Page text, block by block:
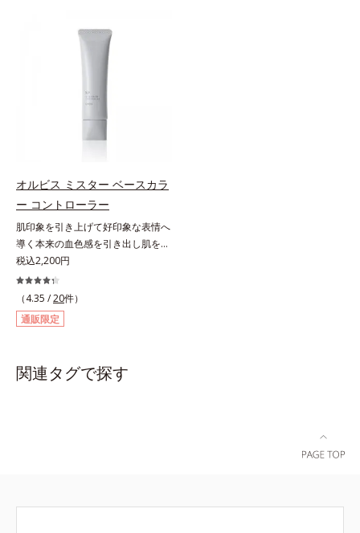
おいを与える保湿成分*3 PPG-3カ
プリリルエーテル＝毛髪の水分・油
分を保ち、髪をまとまりやすく整え
するだけ。スピーディマット処方で
すばやく乾き、何かと目に触れがち
な指先に、さり気なく信頼感を宿し
ます。【色説明】（01）：”塗って
る感”を感じさせない、ほんのり血
元へ導くくすみピンク【ご使用方
す。②筆と軸についた液をビンの口
元でしごき、量を調整してから自爪
に直接塗ります。2度塗りすると、
より美しい仕上がりになります。
オルビス ミスター ベースカラ
ー コントローラー
肌印象を引き上げて好印象な表情へ
導く本来の血色感を引き出し肌を均
一に整えるベースカラー。スキンケ
ア感覚で絶好調な肌へ整えるベース
コントロールカラーです。肌トラブ
ルを“覆い隠す”のではなく、“光で整
える”オレンジフィルター理論に着
て、血色のよいイキイキとした印象
税込2,200円
（4.35 /20件）
通販限定
関連タグで探す